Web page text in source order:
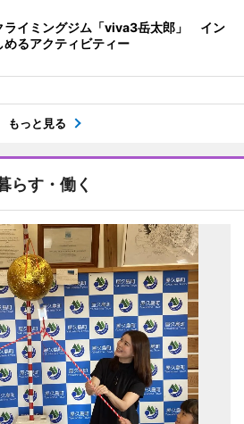
ライミングジム「viva3岳太郎」 イン
めるアクティビティー
もっと見る
らす・働く